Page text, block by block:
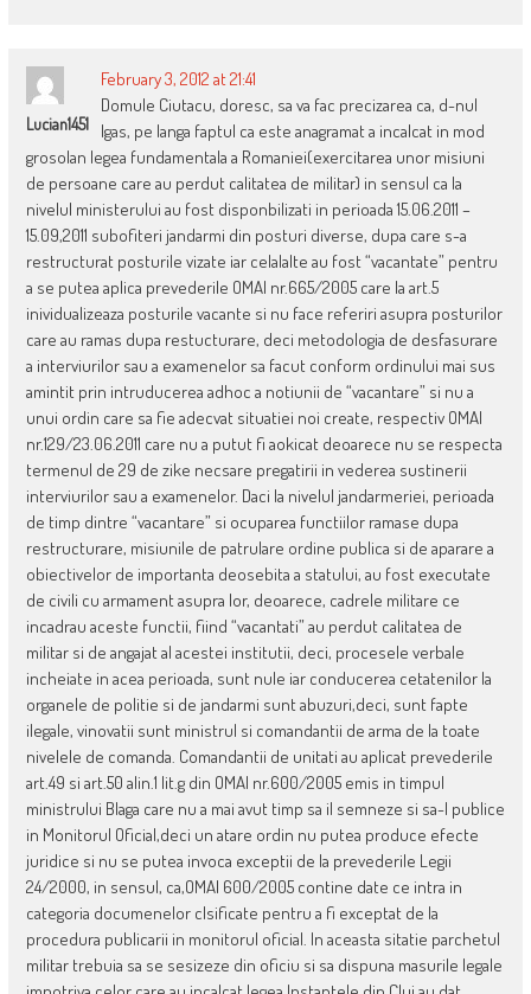
Lucian1451
February 3, 2012 at 21:41
Domule Ciutacu, doresc, sa va fac precizarea ca, d-nul
Igas, pe langa faptul ca este anagramat a incalcat in mod
grosolan legea fundamentala a Romaniei(exercitarea unor misiuni
de persoane care au perdut calitatea de militar) in sensul ca la
nivelul ministerului au fost disponbilizati in perioada 15.06.2011 –
15.09,2011 subofiteri jandarmi din posturi diverse, dupa care s-a
restructurat posturile vizate iar celalalte au fost “vacantate” pentru
a se putea aplica prevederile OMAI nr.665/2005 care la art.5
inividualizeaza posturile vacante si nu face referiri asupra posturilor
care au ramas dupa restucturare, deci metodologia de desfasurare
a interviurilor sau a examenelor sa facut conform ordinului mai sus
amintit prin intruducerea adhoc a notiunii de “vacantare” si nu a
unui ordin care sa fie adecvat situatiei noi create, respectiv OMAI
nr.129/23.06.2011 care nu a putut fi aokicat deoarece nu se respecta
termenul de 29 de zike necsare pregatirii in vederea sustinerii
interviurilor sau a examenelor. Daci la nivelul jandarmeriei, perioada
de timp dintre “vacantare” si ocuparea functiilor ramase dupa
restructurare, misiunile de patrulare ordine publica si de aparare a
obiectivelor de importanta deosebita a statului, au fost executate
de civili cu armament asupra lor, deoarece, cadrele militare ce
incadrau aceste functii, fiind “vacantati” au perdut calitatea de
militar si de angajat al acestei institutii, deci, procesele verbale
incheiate in acea perioada, sunt nule iar conducerea cetatenilor la
organele de politie si de jandarmi sunt abuzuri,deci, sunt fapte
ilegale, vinovatii sunt ministrul si comandantii de arma de la toate
nivelele de comanda. Comandantii de unitati au aplicat prevederile
art.49 si art.50 alin.1 lit.g din OMAI nr.600/2005 emis in timpul
ministrului Blaga care nu a mai avut timp sa il semneze si sa-l publice
in Monitorul Oficial,deci un atare ordin nu putea produce efecte
juridice si nu se putea invoca exceptii de la prevederile Legii
24/2000, in sensul, ca,OMAI 600/2005 contine date ce intra in
categoria documenelor clsificate pentru a fi exceptat de la
procedura publicarii in monitorul oficial. In aceasta sitatie parchetul
militar trebuia sa se sesizeze din oficiu si sa dispuna masurile legale